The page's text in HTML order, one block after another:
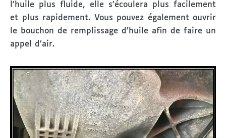
l’huile plus fluide, elle s’écoulera plus facilement
et plus rapidement. Vous pouvez également ouvrir
le bouchon de remplissage d’huile afin de faire un
appel d’air.